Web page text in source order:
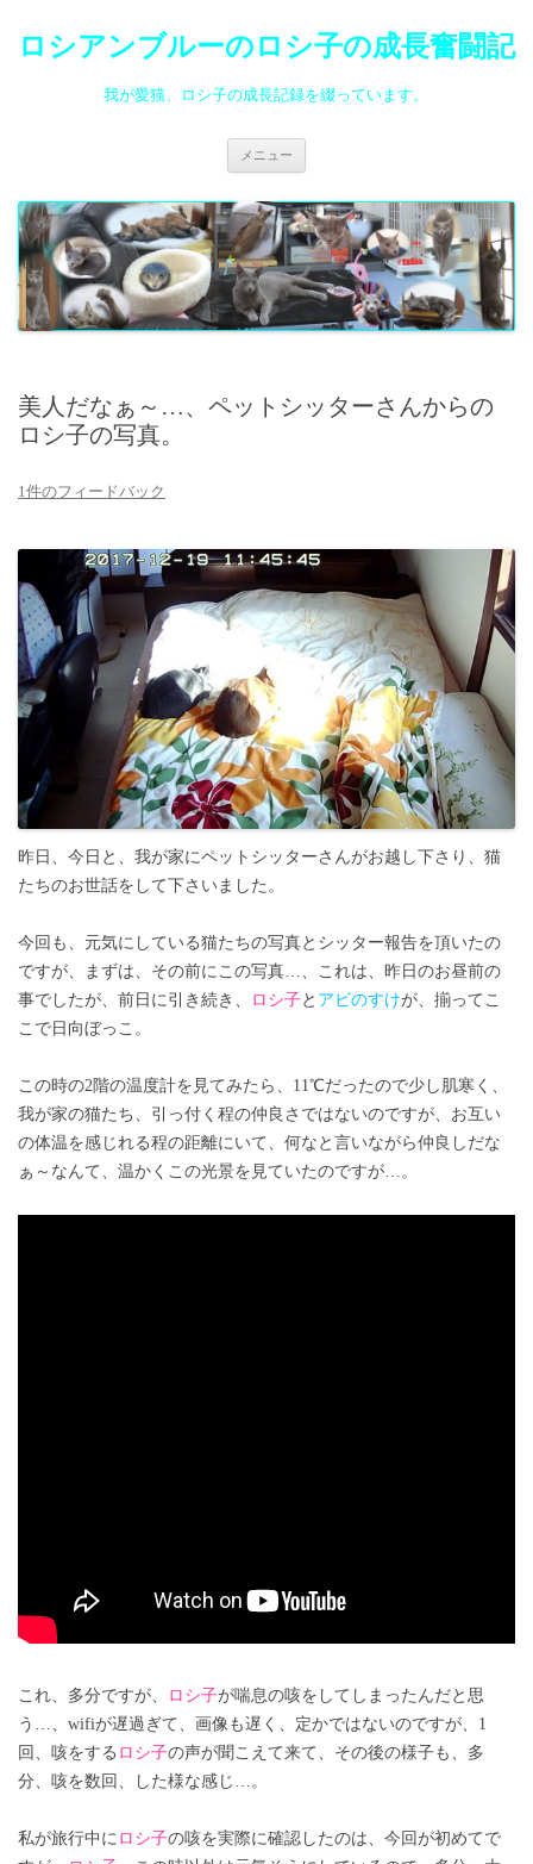
ロシアンブルーのロシ子の成長奮闘記
我が愛猫、ロシ子の成長記録を綴っています。
メニュー
ツ
へ
ス
キ
ッ
プ
美人だなぁ～…、ペットシッターさんからの
ロシ子の写真。
1件のフィードバック
昨日、今日と、我が家にペットシッターさんがお越し下さり、猫
たちのお世話をして下さいました。
今回も、元気にしている猫たちの写真とシッター報告を頂いたの
ですが、まずは、その前にこの写真…、これは、昨日のお昼前の
事でしたが、前日に引き続き、
ロシ子と アビのすけが、揃ってこ
こで日向ぼっこ。
この時の2階の温度計を見てみたら、11℃だったので少し肌寒く、
我が家の猫たち、引っ付く程の仲良さではないのですが、お互い
の体温を感じれる程の距離にいて、何なと言いながら仲良しだな
ぁ～なんて、温かくこの光景を見ていたのですが…。
これ、多分ですが、 ロシ子が喘息の咳をしてしまったんだと思
う…、wifiが遅過ぎて、画像も遅く、定かではないのですが、1
回、咳をする ロシ子の声が聞こえて来て、その後の様子も、多
分、咳を数回、した様な感じ…。
私が旅行中に ロシ子の咳を実際に確認したのは、今回が初めてで